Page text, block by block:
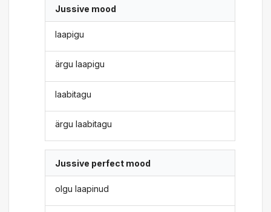
Jussive mood
laapigu
ärgu laapigu
laabitagu
ärgu laabitagu
Jussive perfect mood
olgu laapinud